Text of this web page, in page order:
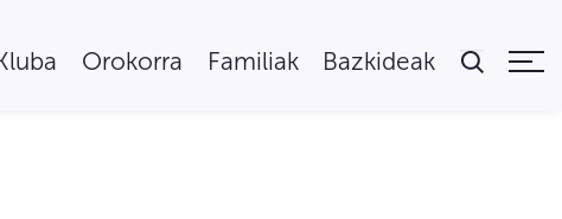
Orokorra Familiak Bazkideak